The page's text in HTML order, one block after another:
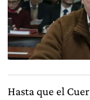
Hasta que el